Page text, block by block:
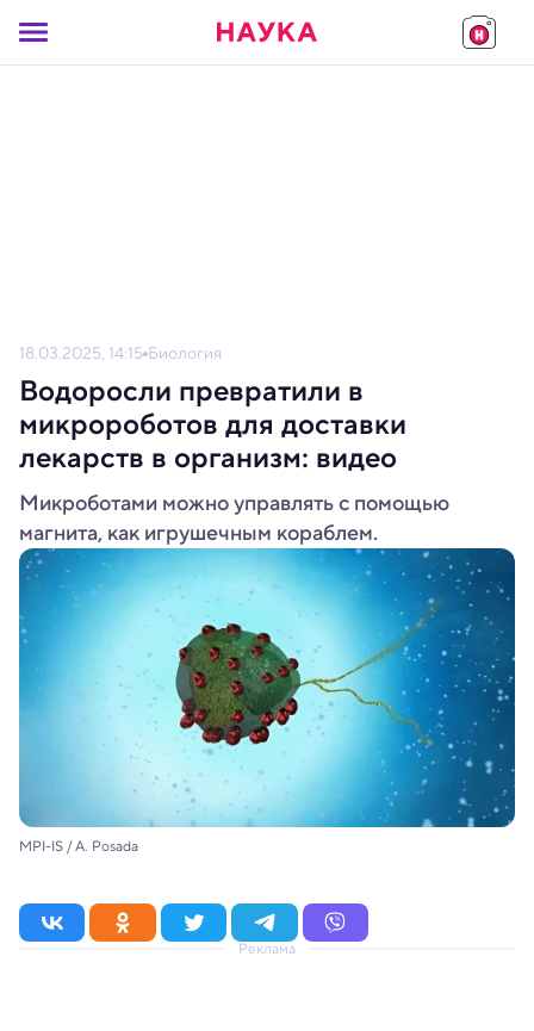
18.03.2025, 14:15 Биология
Водоросли превратили в
микророботов для доставки
лекарств в организм: видео
Микроботами можно управлять с помощью
магнита, как игрушечным кораблем.
MPI-IS / A. Posada
Реклама